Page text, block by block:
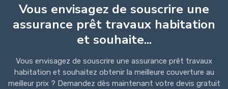
Vous envisagez de souscrire une
assurance prêt travaux habitation
et souhaite...
Vous envisagez de souscrire une assurance prêt travaux
habitation et souhaitez obtenir la meilleure couverture au
meilleur prix ? Demandez dès maintenant votre devis gratuit